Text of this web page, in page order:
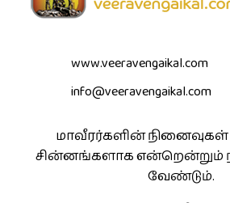
www.veeravengaikal.com
info@veeravengaikal.com
மாவீரர்களின் நினைவுகள்
சின்னங்களாக என்றென்றும்
வேண்டும்.